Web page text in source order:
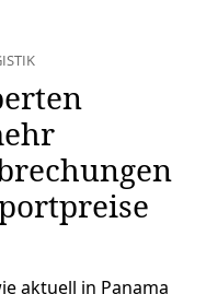
aktuell in Panama